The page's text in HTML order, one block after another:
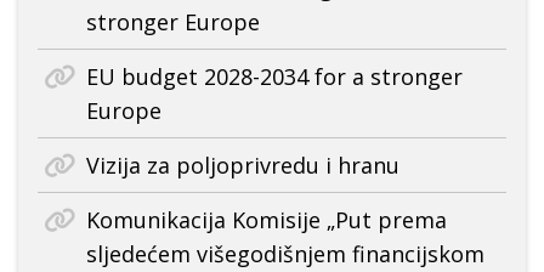
stronger Europe
EU budget 2028-2034 for a stronger
Europe
Vizija za poljoprivredu i hranu
Komunikacija Komisije „Put prema
sljedećem višegodišnjem financijskom